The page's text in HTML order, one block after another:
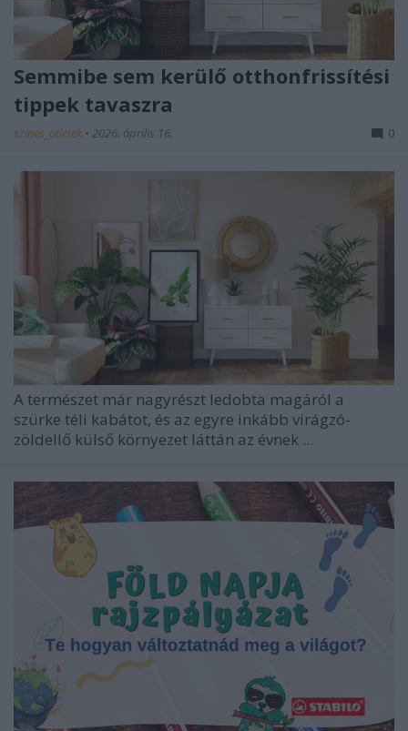
Semmibe sem kerülő otthonfrissítési
tippek tavaszra
színes_ötletek • 2026. április 16. 0
A természet már nagyrészt ledobta magáról a
szürke téli kabátot, és az egyre inkább virágzó-
zöldellő külső környezet láttán az évnek ...